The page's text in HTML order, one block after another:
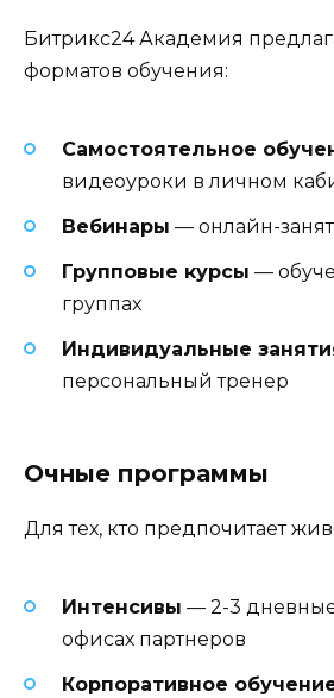
Битрикс24 Академия
форматов обучения:
Самостоятельное
видеоуроки в личном
Вебинары — онлайн-
Групповые курсы —
группах
Индивидуальные
персональный тренер
Очные программы
Для тех, кто предпочитает
Интенсивы — 2-3
офисах партнеров
Корпоративное